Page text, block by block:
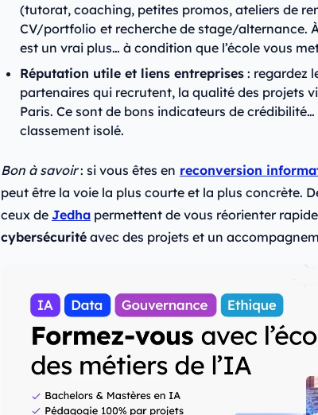
(tutorat, coaching, petites promos, ateliers de
CV/portfolio et recherche de stage/alternance.
est un vrai plus… à condition que l’école vous
Réputation utile et liens entreprises: regardez
partenaires qui recrutent, la qualité des projets
Paris. Ce sont de bons indicateurs de
classement isolé.
Bon à savoir: si vous êtes en reconversion
peut être la voie la plus courte et la plus concrète.
ceux de Jedhapermettent de vous réorienter
cybersécuritéavec des projets et un